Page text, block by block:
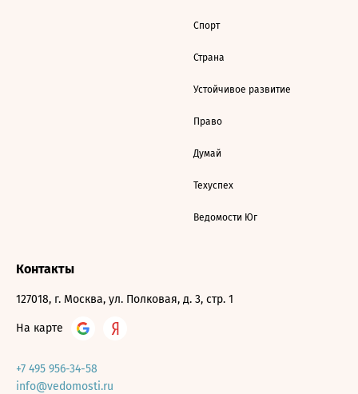
Спорт
Страна
Устойчивое развитие
Право
Думай
Техуспех
Ведомости Юг
Контакты
127018, г. Москва, ул. Полковая, д. 3, стр. 1
На карте
+7 495 956-34-58
info@vedomosti.ru